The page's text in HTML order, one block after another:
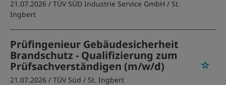
21.07.2026 / TÜV SÜD Industrie Service GmbH / St.
Ingbert
Prüfingenieur Gebäudesicherheit
Brandschutz - Qualifizierung zum
Prüfsachverständigen (m/w/d)
21.07.2026 / TÜV Süd / St. Ingbert